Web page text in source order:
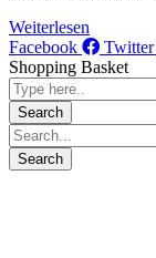
Weiterlesen
Facebook
Twitter
Shopping Basket